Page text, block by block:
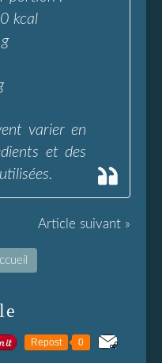
kcal
varier en
et des
Article suivant »
Repost 0